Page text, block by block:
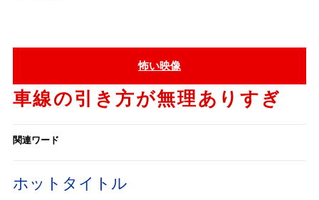
怖い映像
車線の引き方が無理ありすぎ
関連ワード
ホットタイトル